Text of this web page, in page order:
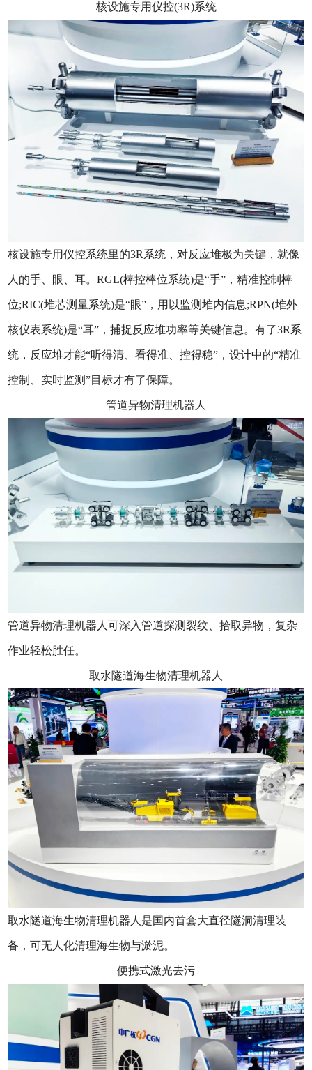
核设施专用仪控(3R)系统
核设施专用仪控系统里的3R系统，对反应堆极为关键，就像
人的手、眼、耳。RGL(棒控棒位系统)是“手”，精准控制棒
位;RIC(堆芯测量系统)是“眼”，用以监测堆内信息;RPN(堆外
核仪表系统)是“耳”，捕捉反应堆功率等关键信息。有了3R系
统，反应堆才能“听得清、看得准、控得稳”，设计中的“精准
控制、实时监测”目标才有了保障。
管道异物清理机器人
管道异物清理机器人可深入管道探测裂纹、拾取异物，复杂
作业轻松胜任。
取水隧道海生物清理机器人
取水隧道海生物清理机器人是国内首套大直径隧洞清理装
备，可无人化清理海生物与淤泥。
便携式激光去污